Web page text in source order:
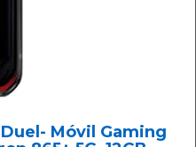
Móvil Gaming